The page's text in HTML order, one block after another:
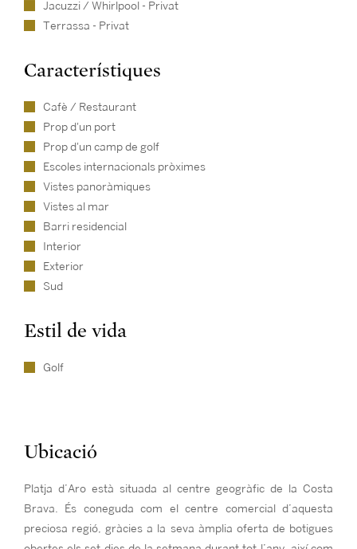
Jacuzzi / Whirlpool - Privat
Terrassa - Privat
Característiques
Cafè / Restaurant
Prop d'un port
Prop d'un camp de golf
Escoles internacionals pròximes
Vistes panoràmiques
Vistes al mar
Barri residencial
Interior
Exterior
Sud
Estil de vida
Golf
Ubicació
Platja d’Aro està situada al centre geogràfic de la Costa
Brava. És coneguda com el centre comercial d’aquesta
preciosa regió, gràcies a la seva àmplia oferta de botigues